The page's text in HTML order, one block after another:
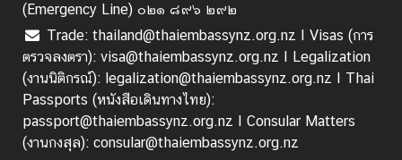
B
u
s
i
n
e
s
(Emergency Line) ๐๒๑ ๘๙๖ ๒๙๒
Trade: thailand@thaiembassynz.org.nz I Visas (การ
ตรวจลงตรา): visa@thaiembassynz.org.nz I Legalization
(งานนิติกรณ์): legalization@thaiembassynz.org.nz I Thai
Passports (หนังสือเดินทางไทย):
passport@thaiembassynz.org.nz I Consular Matters
(งานกงสุล): consular@thaiembassynz.org.nz